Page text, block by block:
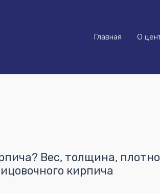
Главная О
Вес, толщина,
кирпича